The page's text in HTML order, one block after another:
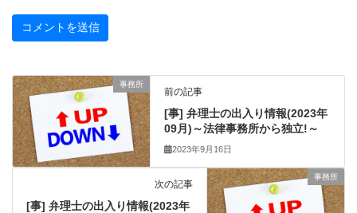
事務所
前の記事
[事] 弁理士の出入り情報(2023年
09月)～法律事務所から独立!～
2023年9月16日
事務所
次の記事
[事] 弁理士の出入り情報(2023年